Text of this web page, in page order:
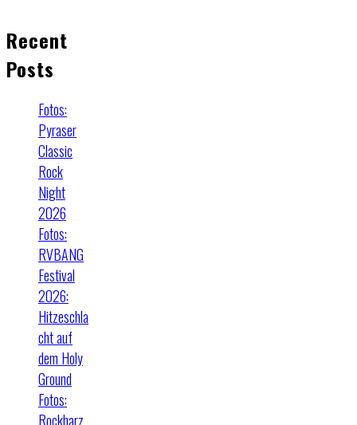
Recent
Posts
Fotos:
Pyraser
Classic
Rock
Night
2026
Fotos:
RVBANG
Festival
2026:
Hitzeschla
cht auf
dem Holy
Ground
Fotos:
Rockharz